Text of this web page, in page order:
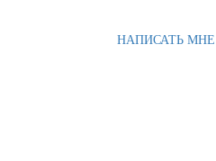
НАПИСАТЬ МНЕ